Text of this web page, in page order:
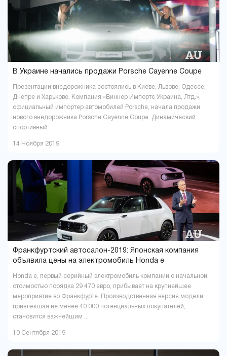
В Украине начались продажи Porsche Cayenne Coupе
Презентации внедорожника состоялись в Киеве, Львове, Одессе,
Днепре и Харькове. Компания «Виннер Импортс Украина, Лтд.»,
официальный импортер автомобилей Porsche, начала продажи
нового внедорожника Porsche Cayenne Coupе. Динамический
спортивный ...
14 Ноября 2019
Франкфуртский автосалон-2019: Японская компания
объявила цены на электромобиль Honda e
Honda e, первый серийный электромобиль компании с начальной
стоимостью порядка 29 470 евро, прибывает на крупнейшее
мероприятие во Франкфурте. Производственная версия модели,
привлёкшая не менее 40 000 потенциальных покупателей,
становится важнейшим ...
10 Сентября 2019